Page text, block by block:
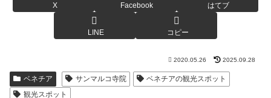
X Facebook はてブ
LINE コピー
2020.05.26 2025.09.28
ベネチア サンマルコ寺院
ベネチアの観光スポット
観光スポット